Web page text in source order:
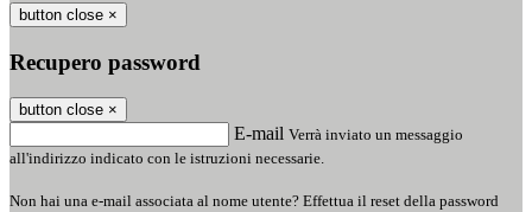
button close ×
Recupero password
button close ×
E-mail Verrà inviato un messaggio
all'indirizzo indicato con le istruzioni necessarie.
Non hai una e-mail associata al nome utente? Effettua il reset della password